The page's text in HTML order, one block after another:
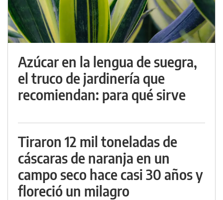
Azúcar en la lengua de suegra,
el truco de jardinería que
recomiendan: para qué sirve
Tiraron 12 mil toneladas de
cáscaras de naranja en un
campo seco hace casi 30 años y
floreció un milagro